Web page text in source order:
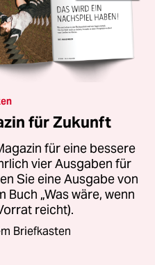
für Zukunft
für eine bessere
vier Ausgaben für
Sie eine Ausgabe von
Buch „Was wäre, wenn
reicht).
Briefkasten